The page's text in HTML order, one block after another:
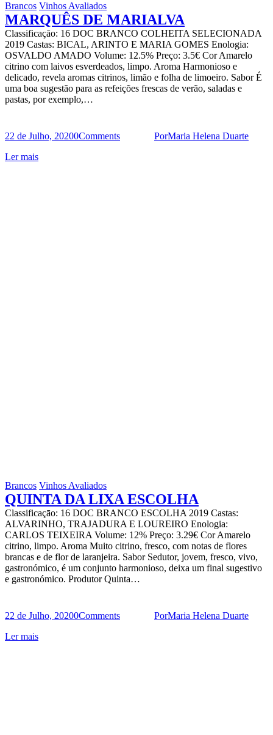
Brancos Vinhos Avaliados
MARQUÊS DE MARIALVA
Classificaçāo: 16 DOC BRANCO COLHEITA SELECIONADA
2019 Castas: BICAL, ARINTO E MARIA GOMES Enologia:
OSVALDO AMADO Volume: 12.5% Preço: 3.5€ Cor Amarelo
citrino com laivos esverdeados, limpo. Aroma Harmonioso e
delicado, revela aromas citrinos, limão e folha de limoeiro. Sabor É
uma boa sugestão para as refeições frescas de verão, saladas e
pastas, por exemplo,…
22 de Julho, 20200Comments PorMaria Helena Duarte
Ler mais
Brancos Vinhos Avaliados
QUINTA DA LIXA ESCOLHA
Classificaçāo: 16 DOC BRANCO ESCOLHA 2019 Castas:
ALVARINHO, TRAJADURA E LOUREIRO Enologia:
CARLOS TEIXEIRA Volume: 12% Preço: 3.29€ Cor Amarelo
citrino, limpo. Aroma Muito citrino, fresco, com notas de flores
brancas e de flor de laranjeira. Sabor Sedutor, jovem, fresco, vivo,
gastronómico, é um conjunto harmonioso, deixa um final sugestivo
e gastronómico. Produtor Quinta…
22 de Julho, 20200Comments PorMaria Helena Duarte
Ler mais